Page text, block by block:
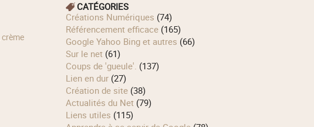
crème
CATÉGORIES
Créations Numériques (74)
Référencement efficace(165)
Google Yahoo Bing et autres (66)
Sur le net(61)
Coups de 'gueule'. (137)
Lien en dur(27)
Création de site(38)
Actualités du Net(79)
Liens utiles (115)